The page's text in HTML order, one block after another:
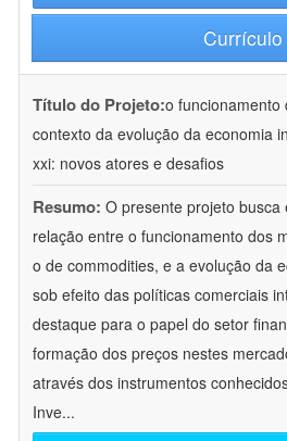
Currículo
Título do Projeto:o funcionamento
contexto da evolução da economia
xxi: novos atores e desafios
Resumo: O presente projeto busca
relação entre o funcionamento dos
o de commodities, e a evolução da
sob efeito das políticas comerciais
destaque para o papel do setor
formação dos preços nestes
através dos instrumentos
Inve...